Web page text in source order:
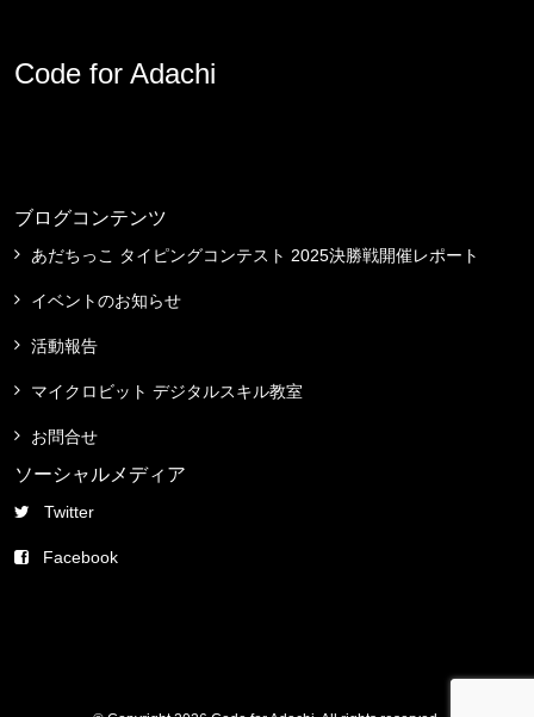
Code for Adachi
ブログコンテンツ
あだちっこ タイピングコンテスト 2025決勝戦開催レポート
イベントのお知らせ
活動報告
マイクロビット デジタルスキル教室
お問合せ
ソーシャルメディア
Twitter
Facebook